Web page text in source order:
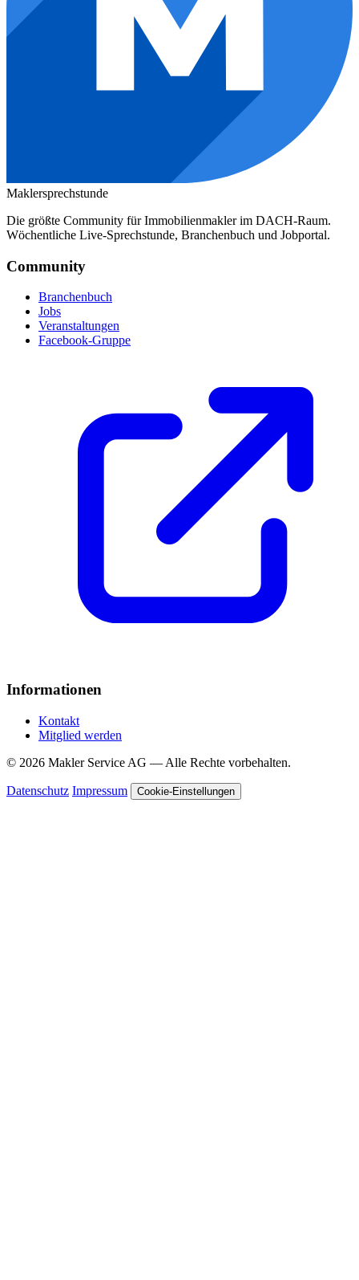
Maklersprechstunde
Die größte Community für Immobilienmakler im DACH-Raum.
Wöchentliche Live-Sprechstunde, Branchenbuch und Jobportal.
Community
Branchenbuch
Jobs
Veranstaltungen
Facebook-Gruppe
Informationen
Kontakt
Mitglied werden
© 2026 Makler Service AG — Alle Rechte vorbehalten.
Datenschutz Impressum Cookie-Einstellungen